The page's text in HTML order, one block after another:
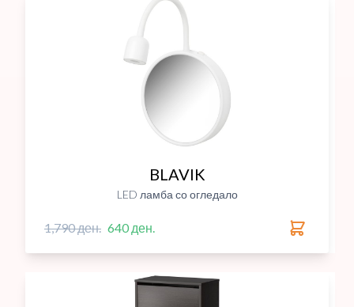
BLAVIK
LED ламба со огледало
1,790 ден. 640 ден.